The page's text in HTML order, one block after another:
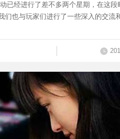
经进行了差不多两个星期，在这段
也与玩家们进行了一些深入的交流